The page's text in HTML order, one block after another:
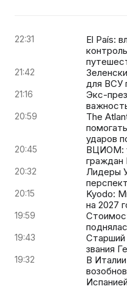
22:31
El País:
21:42
для ВСУ
21:16
Экс-
20:59
The
ударов
20:45
ВЦИОМ:
граждан
20:32
Лидеры
20:15
Kyodo:
на 2027
19:59
19:43
Старший
звания
19:32
В
Испанией